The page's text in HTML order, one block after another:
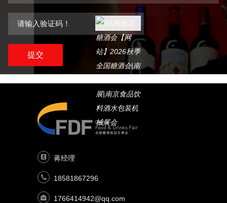
提交
蒋经理
18581867296
1766414942@qq.com